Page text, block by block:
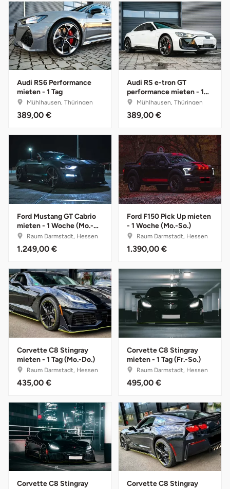
Audi RS6 Performance
mieten - 1 Tag
Mühlhausen, Thüringen
389,00 €
Audi RS e-tron GT
performance mieten - 1
TagMühlhausen, Thüringen
389,00 €
Ford Mustang GT Cabrio
mieten - 1 Woche (Mo.-
So.)Raum Darmstadt, Hessen
1.249,00 €
Ford F150 Pick Up mieten
- 1 Woche (Mo.-So.)
Raum Darmstadt, Hessen
1.390,00 €
Corvette C8 Stingray
mieten - 1 Tag (Mo.-Do.)
Raum Darmstadt, Hessen
435,00 €
Corvette C8 Stingray
mieten - 1 Tag (Fr.-So.)
Raum Darmstadt, Hessen
495,00 €
Corvette C8 Stingray
Corvette C8 Stingray
Karlsruhe
Kassel
Kempten
Kerken
Kiel
Koblenz
Kronach
Kulmbach
Köln
Landkreis Rostock
Landshut
Langenselbold
Leipzig
Leutkirch
Ludwigslust-Parchim
Lübeck
Lüchow-Dannenberg
Lüneburg